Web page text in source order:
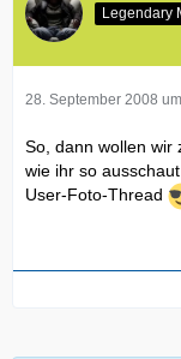
Legendary
28. September 2008
So, dann wollen wir
wie ihr so
User-Foto-Thread